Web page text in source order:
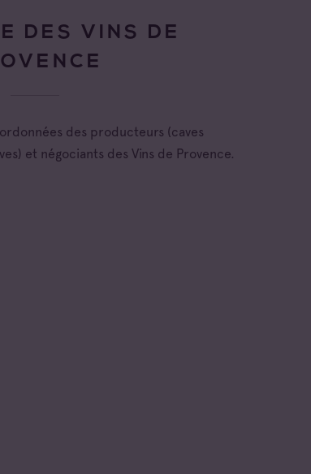
DES VINS DE
des producteurs (caves
et négociants des Vins de Provence.